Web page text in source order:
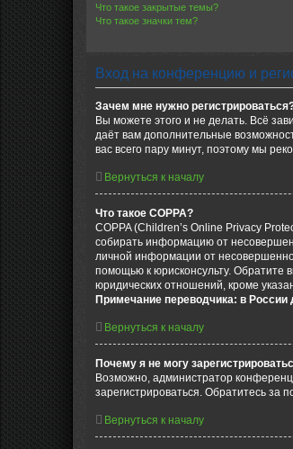
Что такое закрытые темы?
Что такое значки тем?
Вход на конференцию и
Зачем мне нужно
Вы можете этого и не делать. Всё
даёт вам дополнительные
вас всего пару минут, поэтому мы
Вернуться к началу
Что такое COPPA?
COPPA (Children’s Online Privacy
собирать информацию от
личной информации от
помощью к юрисконсульту. Обратите
юридических отношений, кроме
Примечание переводчика: в
Вернуться к началу
Почему я не могу
Возможно, администратор
зарегистрироваться. Обратитесь
Вернуться к началу